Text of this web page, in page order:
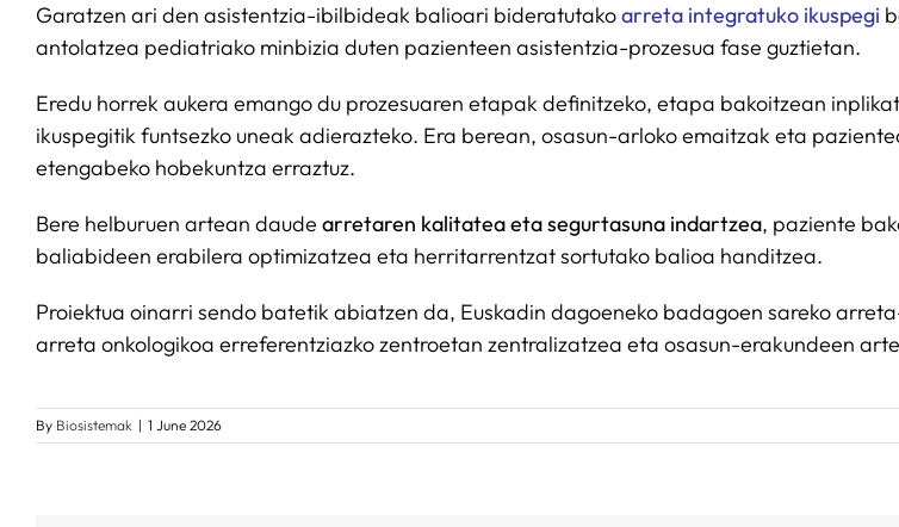
Garatzen ari den asistentzia-ibilbideak balioari bideratutakoarreta integratuko ikuspegi
antolatzea pediatriako minbizia duten pazienteen asistentzia-prozesua fase guztietan.
Eredu horrek aukera emango du prozesuaren etapak definitzeko, etapa bakoitzean
ikuspegitik funtsezko uneak adierazteko. Era berean, osasun-arloko emaitzak eta
etengabeko hobekuntza erraztuz.
Bere helburuen artean daude arretaren kalitatea eta segurtasuna indartzea, paziente
baliabideen erabilera optimizatzea eta herritarrentzat sortutako balioa handitzea.
Proiektua oinarri sendo batetik abiatzen da, Euskadin dagoeneko badagoen sareko
arreta onkologikoa erreferentziazko zentroetan zentralizatzea eta osasun-erakundeen
By Biosistemak | 1 June 2026